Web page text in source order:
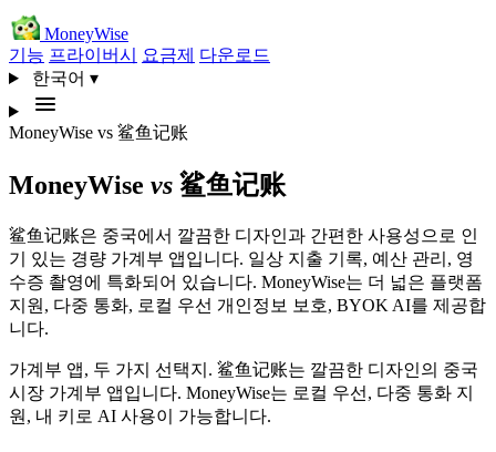
MoneyWise
기능 프라이버시 요금제 다운로드
한국어 ▾
MoneyWise vs 鲨鱼记账
MoneyWise vs 鲨鱼记账
鲨鱼记账은 중국에서 깔끔한 디자인과 간편한 사용성으로 인
기 있는 경량 가계부 앱입니다. 일상 지출 기록, 예산 관리, 영
수증 촬영에 특화되어 있습니다. MoneyWise는 더 넓은 플랫폼
지원, 다중 통화, 로컬 우선 개인정보 보호, BYOK AI를 제공합
니다.
가계부 앱, 두 가지 선택지. 鲨鱼记账는 깔끔한 디자인의 중국
시장 가계부 앱입니다. MoneyWise는 로컬 우선, 다중 통화 지
원, 내 키로 AI 사용이 가능합니다.